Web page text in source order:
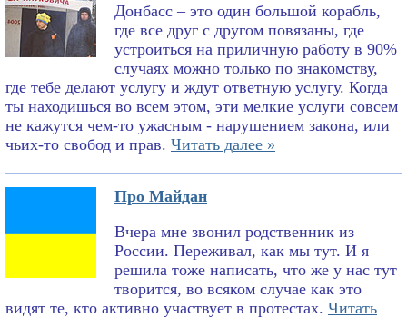
Донбасс – это один большой корабль,
где все друг с другом повязаны, где
устроиться на приличную работу в 90%
случаях можно только по знакомству,
где тебе делают услугу и ждут ответную услугу. Когда
ты находишься во всем этом, эти мелкие услуги совсем
не кажутся чем-то ужасным - нарушением закона, или
чьих-то свобод и прав. Читать далее »
Про Майдан
Вчера мне звонил родственник из
России. Переживал, как мы тут. И я
решила тоже написать, что же у нас тут
творится, во всяком случае как это
видят те, кто активно участвует в протестах. Читать